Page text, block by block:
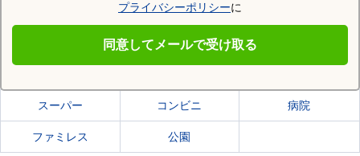
プライバシーポリシーに
同意してメールで受け取る
静岡市清水区の施設一覧
スーパー コンビニ 病院
ファミレス 公園